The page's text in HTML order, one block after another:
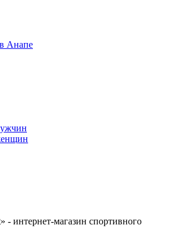
Анапе
- интернет-магазин спортивного